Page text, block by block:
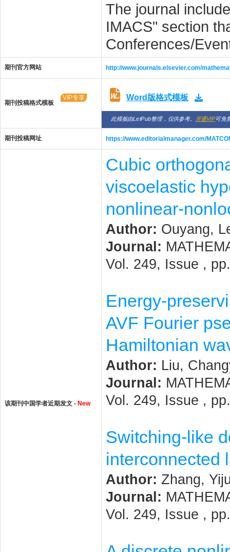
The journal
IMACS" section
Conferences/
期刊官方网站 http://www.journals.elsevier.com/
期刊投稿格式模板
VIP专享 Word版格式模板
此模板由LetPub整理，仅供参考。 开通VIP可免
期刊投稿网址 https://www.editorialmanager.com/
该期刊中国学者近期发文 - New
Cubic
viscoelastic
nonlinear-
Author: Ouyang,
Journal:
Vol. 249, Issue ,
Energy-
AVF Fourier
Hamiltonian
Author: Liu,
Journal:
Vol. 249, Issue ,
Switching-like
interconnected
Author: Zhang,
Journal:
Vol. 249, Issue ,